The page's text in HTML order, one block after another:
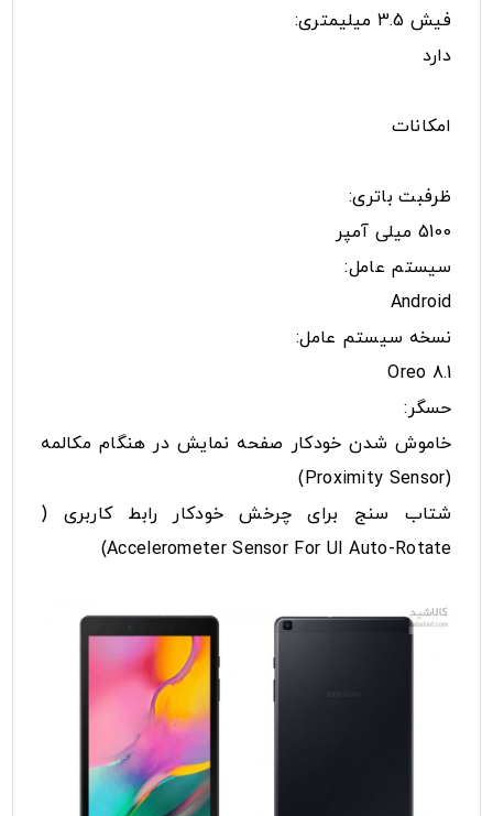
فیش 3.5 میلیمتری:
دارد
امکانات
ظرفبت باتری:
5100 میلی آمپر
سیستم عامل:
Android
نسخه سیستم عامل:
8.1 Oreo
حسگر:
خاموش شدن خودکار صفحه نمایش در هنگام مکالمه
(Proximity Sensor)
شتاب سنج برای چرخش خودکار رابط کاربری (
Accelerometer Sensor For UI Auto-Rotate)